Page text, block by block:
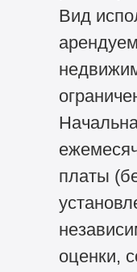
Вид
платы
оценки,